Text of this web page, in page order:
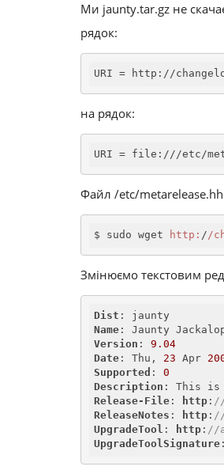
Ми jaunty.tar.gz не
рядок:
URI = http://
на рядок:
URI = file:///etc/
Файл /etc/
$ sudo wget http: //
Змінюємо текстовим
Dist
Name
Version : 9.04
Date : Thu, 23 Apr
Supported : 0
Description : This is
Release-File : http : //
ReleaseNotes : http : //
UpgradeTool : http : //
UpgradeToolSignature